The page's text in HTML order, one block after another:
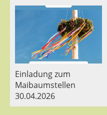
Einladung zum
Maibaumstellen
30.04.2026